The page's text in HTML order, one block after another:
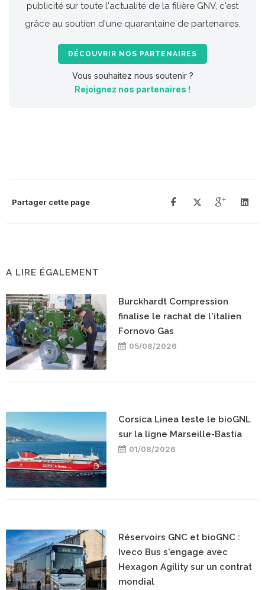
publicité sur toute l'actualité de la filière GNV, c'est
grâce au soutien d'une quarantaine de partenaires.
DÉCOUVRIR NOS PARTENAIRES
Vous souhaitez nous soutenir ?
Rejoignez nos partenaires !
Partager cette page
A LIRE ÉGALEMENT
Burckhardt Compression
finalise le rachat de l'italien
Fornovo Gas
05/08/2026
Corsica Linea teste le bioGNL
sur la ligne Marseille-Bastia
01/08/2026
Réservoirs GNC et bioGNC :
Iveco Bus s'engage avec
Hexagon Agility sur un contrat
mondial